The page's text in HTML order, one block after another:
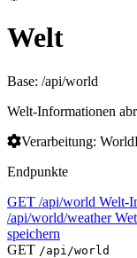
Welt
Base: /api/world
Welt-Informationen
Verarbeitung:
Endpunkte
GET /api/world Welt-
/api/world/weather
speichern
GET /api/world